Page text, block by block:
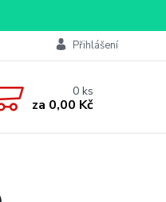
Přihlášení
0ks
za 0,00 Kč